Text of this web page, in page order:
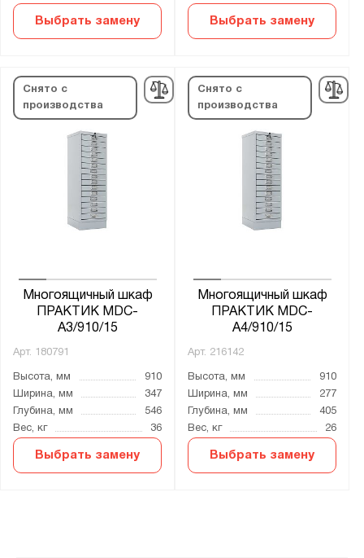
Выбрать замену Выбрать замену
Снято с
производства
Многоящичный шкаф
ПРАКТИК MDC-
A3/910/15
Арт. 180791
Высота, мм
910
Ширина, мм
347
Глубина, мм
546
Вес, кг
36
Выбрать замену
Снято с
производства
Многоящичный шкаф
ПРАКТИК MDC-
A4/910/15
Арт. 216142
Высота, мм
910
Ширина, мм
277
Глубина, мм
405
Вес, кг
26
Выбрать замену